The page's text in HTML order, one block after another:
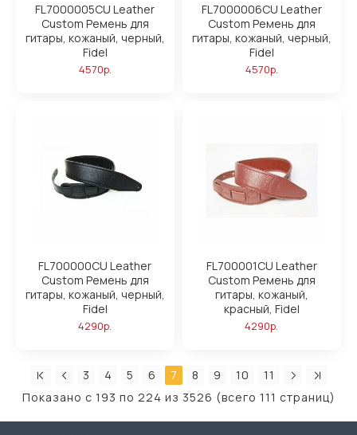
FL7000005CU Leather
Custom Ремень для
гитары, кожаный, черный,
Fidel
4570р.
FL7000006CU Leather
Custom Ремень для
гитары, кожаный, черный,
Fidel
4570р.
FL700000CU Leather
Custom Ремень для
гитары, кожаный, черный,
Fidel
4290р.
FL700001CU Leather
Custom Ремень для
гитары, кожаный,
красный, Fidel
4290р.
3 4 5 6 7 8 9 10
11
Показано с 193 по 224 из 3526 (всего 111 страниц)